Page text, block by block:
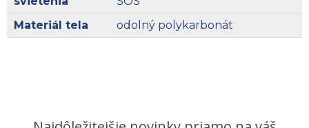
Materiál tela
odolný polykarbonát